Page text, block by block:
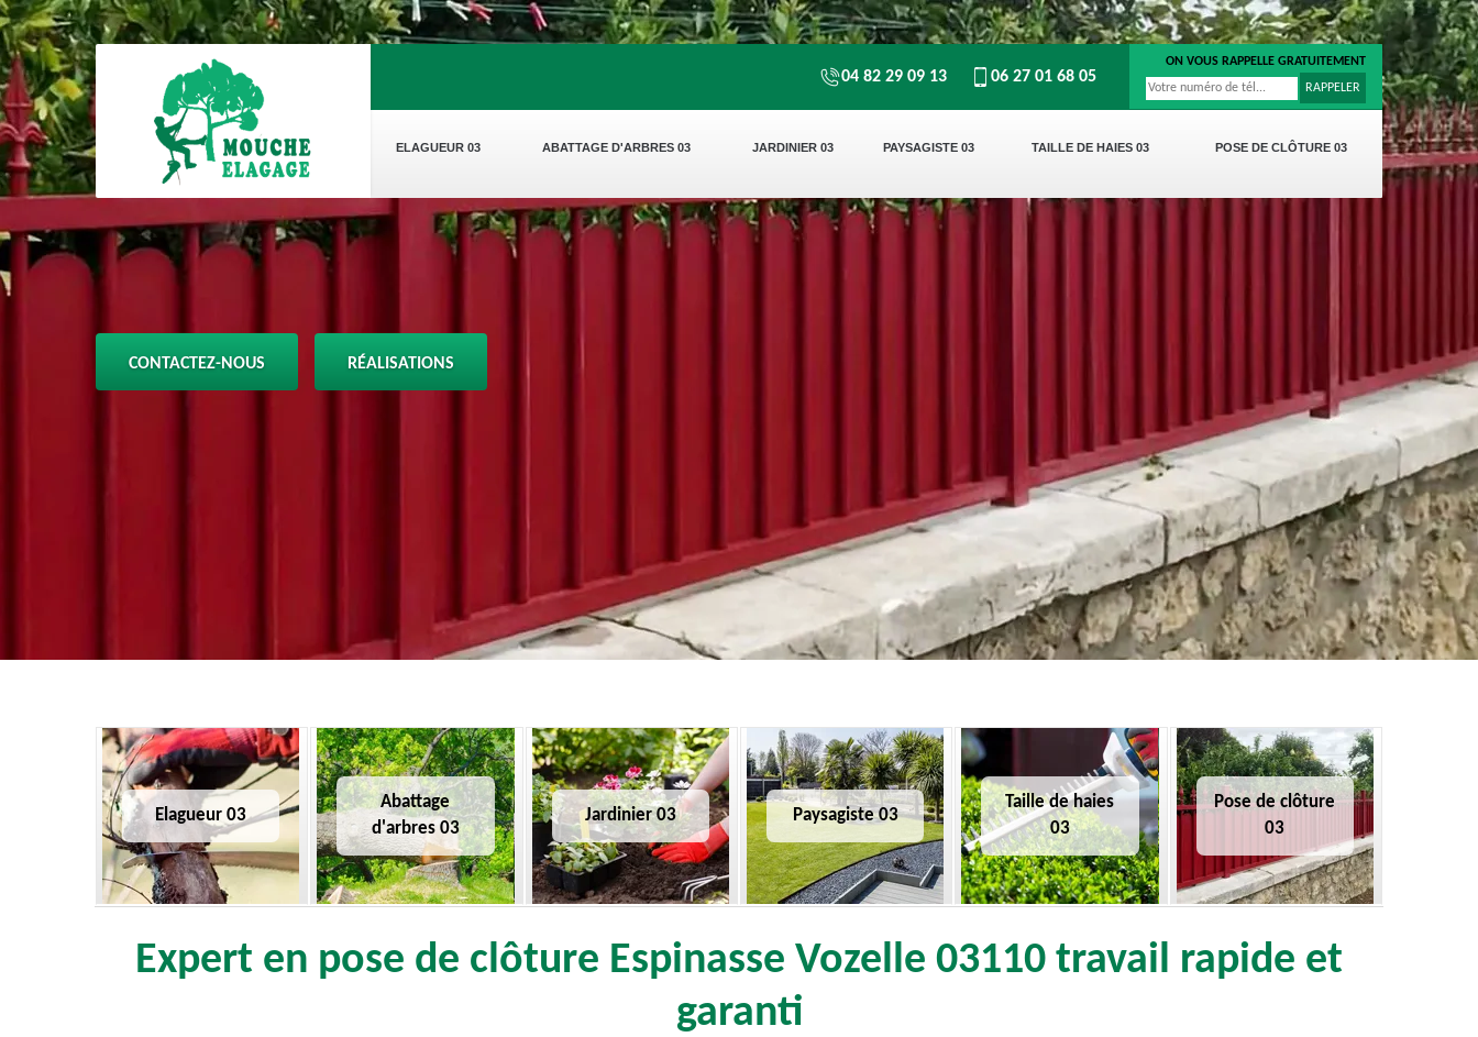
ELAGUEUR 03 ABATTAGE D'ARBRES 03 JARDINIER 03 PAYSAGISTE 03 TAILLE DE HAIES 03 POSE DE CLÔTURE 03
04 82 29 09 13 06 27 01 68 05
ON VOUS RAPPELLE GRATUITEMENT
CONTACTEZ-NOUS RÉALISATIONS
Elagueur 03
Abattage
d'arbres 03
Jardinier 03 Paysagiste 03
Taille de haies
03
Pose de clôture
03
Expert en pose de clôture Espinasse Vozelle 03110 travail rapide et
garanti